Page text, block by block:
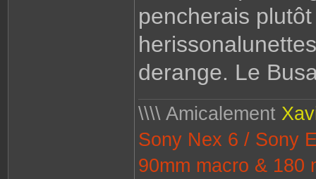
pencherais
derange. Le
\\\\ Amicalement
Sony Nex 6 / Sony
90mm macro & 180